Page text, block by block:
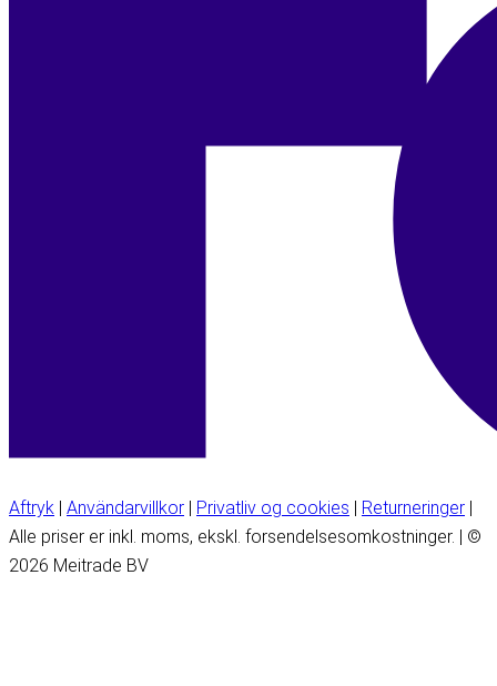
Aftryk | Användarvillkor | Privatliv og cookies | Returneringer |
Alle priser er inkl. moms, ekskl. forsendelsesomkostninger. | ©
2026 Meitrade BV